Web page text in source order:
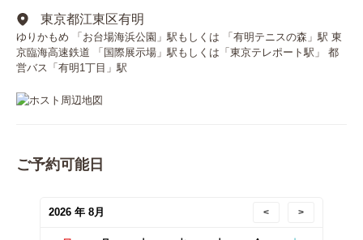
東京都江東区有明
ゆりかもめ 「お台場海浜公園」駅もしくは 「有明テニスの森」駅 東
京臨海高速鉄道 「国際展示場」駅もしくは「東京テレポート駅」 都
営バス「有明1丁目」駅
ご予約可能日
2026 年 8月 < >